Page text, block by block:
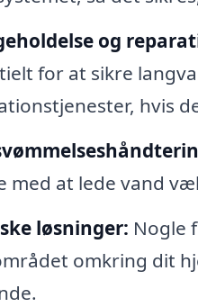
og
for at sikre
hvis
med at lede vand
løsninger: Nogle
omkring dit